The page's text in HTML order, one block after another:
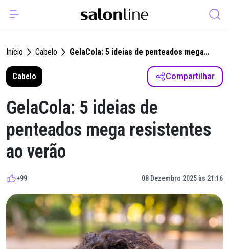
Início Cabelo
GelaCola: 5 ideias de penteados mega
Cabelo
Compartilhar
GelaCola: 5 ideias de
penteados mega resistentes
ao verão
+99 08 Dezembro 2025 às 21:16